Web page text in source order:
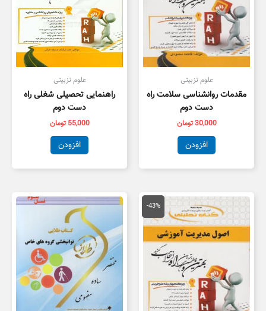
علوم تزبیتی
مقدمات روانشناسی سلامت راه
دست دوم
30,000تومان
افزودن
علوم تزبیتی
راهنمایی تحصیلی شغلی راه
دست دوم
55,000 تومان
افزودن
-43%
قیمت
اصلی
150,000 تومان
بود.
قیمت
فعلی
است.